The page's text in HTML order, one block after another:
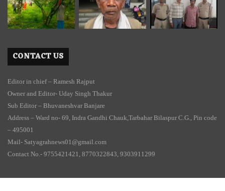
CONTACT US
Editor in chief – Ramesh Rajput
Owner and Editor- Uday Singh Thakur
Sub Editor – Bhuvaneshvar Banjare
Address – Ward no- 69, Indra Gandhi Chauk,Tarbahar Bilaspur C.G., Pin code
– 495001
Mail- Satyagrahnews01@gmail.com
Contact No.- 9755421421, 8770322843, 9303911299